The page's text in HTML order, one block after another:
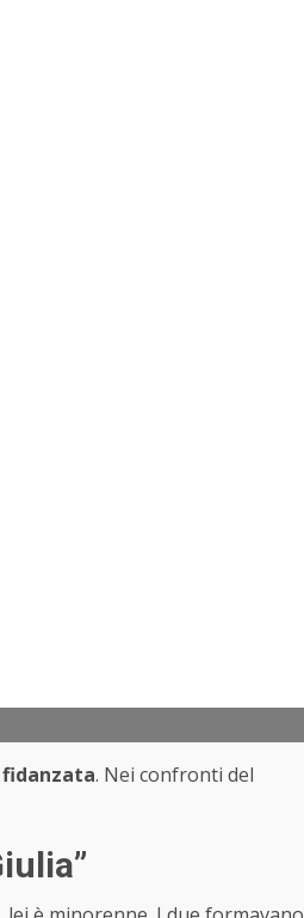
. Nei confronti del